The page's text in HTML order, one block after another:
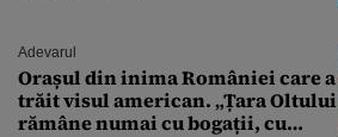
Adevarul
Orașul din inima României care a
trăit visul american. „Țara Oltului
rămâne numai cu bogații, cu